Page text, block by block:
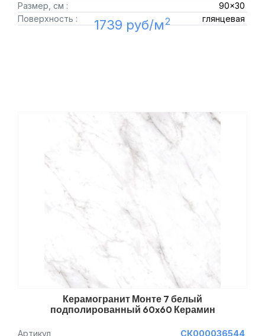
Размер, см :
90x30
Поверхность :
глянцевая
1739 руб/м2
Керамогранит Монте 7 белый
подполированный 60x60 Керамин
Артикул
СК000036544